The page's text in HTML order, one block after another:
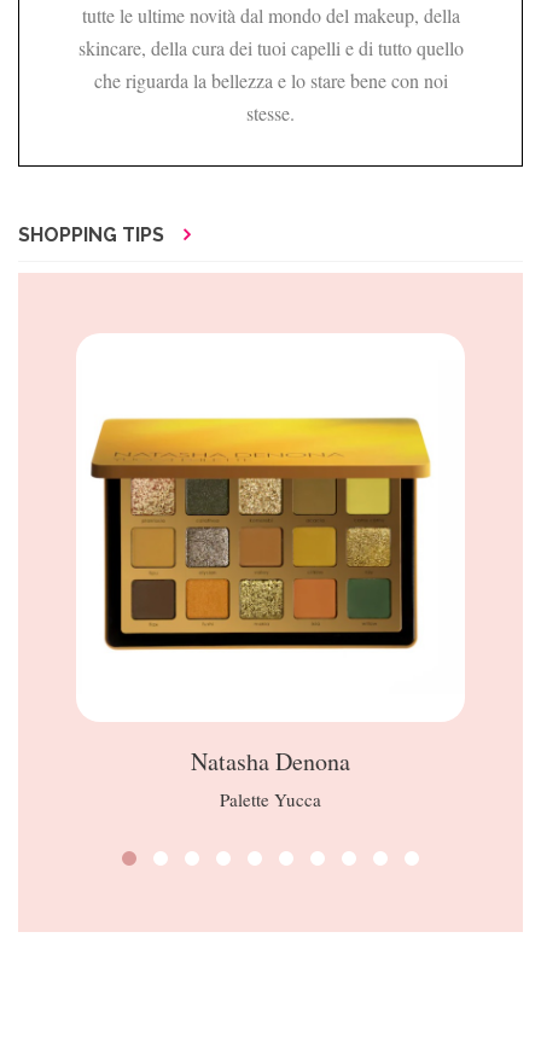
tutte le ultime novità dal mondo del makeup, della
skincare, della cura dei tuoi capelli e di tutto quello
che riguarda la bellezza e lo stare bene con noi
stesse.
SHOPPING TIPS
Natasha Denona
Palette Yucca